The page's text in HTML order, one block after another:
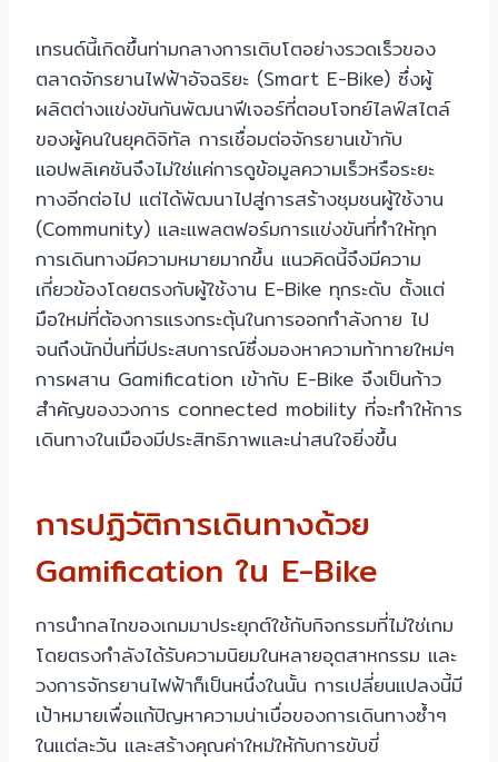
เทรนด์นี้เกิดขึ้นท่ามกลางการเติบโตอย่างรวดเร็วของ
ตลาดจักรยานไฟฟ้าอัจฉริยะ (Smart E-Bike) ซึ่งผู้
ผลิตต่างแข่งขันกันพัฒนาฟีเจอร์ที่ตอบโจทย์ไลฟ์สไตล์
ของผู้คนในยุคดิจิทัล การเชื่อมต่อจักรยานเข้ากับ
แอปพลิเคชันจึงไม่ใช่แค่การดูข้อมูลความเร็วหรือระยะ
ทางอีกต่อไป แต่ได้พัฒนาไปสู่การสร้างชุมชนผู้ใช้งาน
(Community) และแพลตฟอร์มการแข่งขันที่ทำให้ทุก
การเดินทางมีความหมายมากขึ้น แนวคิดนี้จึงมีความ
เกี่ยวข้องโดยตรงกับผู้ใช้งาน E-Bike ทุกระดับ ตั้งแต่
มือใหม่ที่ต้องการแรงกระตุ้นในการออกกำลังกาย ไป
จนถึงนักปั่นที่มีประสบการณ์ซึ่งมองหาความท้าทายใหม่ๆ
การผสาน Gamification เข้ากับ E-Bike จึงเป็นก้าว
สำคัญของวงการ connected mobility ที่จะทำให้การ
เดินทางในเมืองมีประสิทธิภาพและน่าสนใจยิ่งขึ้น
การปฏิวัติการเดินทางด้วย
Gamification ใน E-Bike
การนำกลไกของเกมมาประยุกต์ใช้กับกิจกรรมที่ไม่ใช่เกม
โดยตรงกำลังได้รับความนิยมในหลายอุตสาหกรรม และ
วงการจักรยานไฟฟ้าก็เป็นหนึ่งในนั้น การเปลี่ยนแปลงนี้มี
เป้าหมายเพื่อแก้ปัญหาความน่าเบื่อของการเดินทางซ้ำๆ
ในแต่ละวัน และสร้างคุณค่าใหม่ให้กับการขับขี่